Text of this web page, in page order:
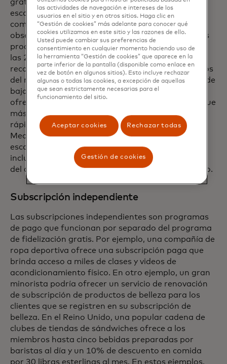
gratis de una marca, a menudo en una estructura
escalonada. Estos programas ofrecen beneficios
como promociones de descuento, envío gratis,
obsequios, acceso anticipado y acelerado a nuevos
productos o eventos especiales, acceso a servicios
las 24 horas, actualizaciones a mejores
recompensas u ofertas especiales en el cumpleaños
del miembro. Por ejemplo, una aerolínea europea de
bajo costo ofrece un servicio de subscripción que
ofrece una entrega de equipaje dedicada, embarque
más rápido, asientos asignados y seguridad de vía
rápida. Otra aerolínea, esta con sede en Oriente
Medio, ofrece un servicio de subscripción
escalonado con beneficios cada vez mayores, que
incluyen millas de bonificación, acceso a salas VIP
del aeropuerto y franquicias de equipaje facturado.
Subscripción independiente
Las subscripciones independientes son programas
de pago que funcionan por separado del programa
de fidelización gratis. Por ejemplo, una compañía de
ropa deportiva ofrece una subscripción paga que
brinda acceso a miles de clases y videos de
acondicionamiento físico. En otro ejemplo, un gran
minorista podría ofrecer un servicio de renovación
de subscripción de productos de belleza para los
clientes que se registren en su subscripción de
belleza. En el Reino Unido, una popular cadena de
clubes de tiendas de sándwiches ofrece a los
miembros hasta cinco bebidas preparadas por
baristas al día y un 10% de descuento en comida
por 30 libras esterlinas al mes. En estos ejemplos,
las actividades de navegación e intereses de los
usuarios en el sitio y en otros sitios. Haga clic en
“Gestión de cookies” más adelante para conocer qué
cookies utilizamos en este sitio y las razones de ello.
Usted puede cambiar sus preferencias de
consentimiento en cualquier momento haciendo uso de
la herramienta “Gestión de cookies” que aparece en la
parte inferior de la pantalla (disponible como enlace en
vez de botón en algunos sitios). Esto incluye rechazar
algunas o todas las cookies, a excepción de aquellas
que sean estrictamente necesarias para el
funcionamiento del sitio.
Aceptar cookies Rechazar todas
Gestión de cookies